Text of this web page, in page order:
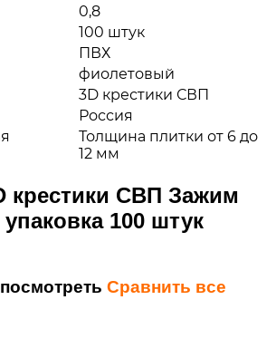
0,8
100 штук
ПВХ
фиолетовый
3D крестики СВП
Россия
Толщина плитки от 6 до
12 мм
крестики СВП Зажим
100 штук
Сравнить все